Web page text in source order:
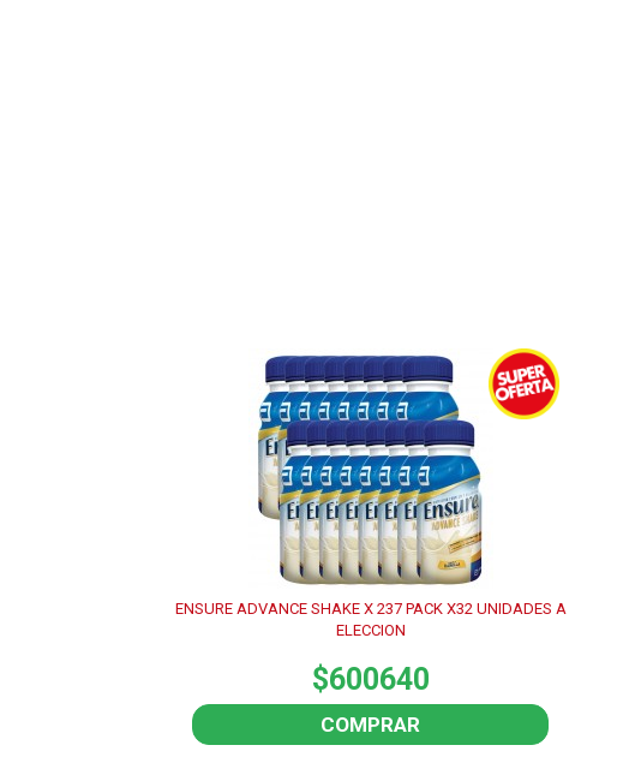
ENSURE ADVANCE SHAKE X 237 PACK X32 UNIDADES A
ELECCION
$600640
COMPRAR